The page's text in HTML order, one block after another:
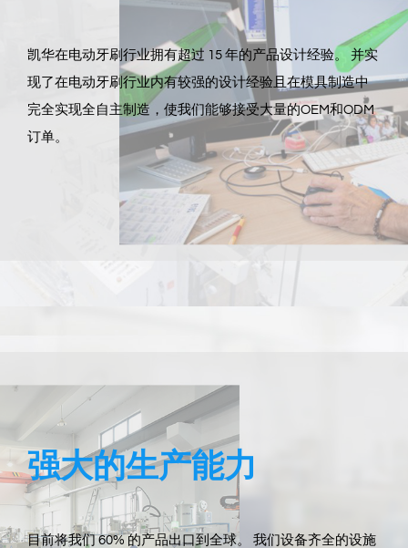
凯华在电动牙刷行业拥有超过 15 年的产品设计经验。 并实
现了在电动牙刷行业内有较强的设计经验且在模具制造中
完全实现全自主制造，使我们能够接受大量的OEM和ODM
订单。
强大的生产能力
目前将我们 60% 的产品出口到全球。 我们设备齐全的设施